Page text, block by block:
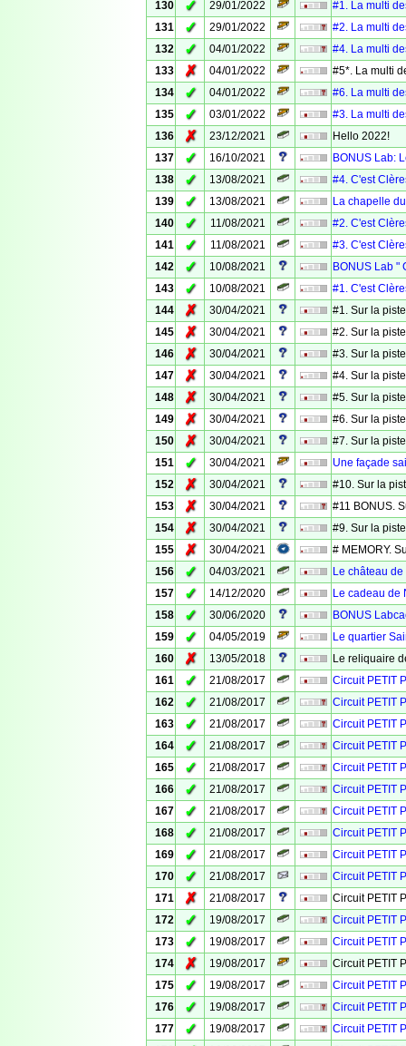
130 ✓ 29/01/2022
#1. La multi
131
✓ 29/01/2022
#2. La multi
132
✓ 04/01/2022
#4. La multi
133
✗ 04/01/2022
#5*. La multi
134
✓ 04/01/2022
#6. La multi
135
✓ 03/01/2022
#3. La multi
136
✗ 23/12/2021
Hello 2022!
137
✓ 16/10/2021
BONUS Lab:
138
✓ 13/08/2021
#4. C'est
139
✓ 13/08/2021
La chapelle
140
✓ 11/08/2021
#2. C'est
141
✓ 11/08/2021
#3. C'est
142
✓ 10/08/2021
BONUS Lab "
143
✓ 10/08/2021
#1. C'est
144
✗ 30/04/2021
#1. Sur la
145
✗ 30/04/2021
#2. Sur la
146
✗ 30/04/2021
#3. Sur la
147
✗ 30/04/2021
#4. Sur la
148
✗ 30/04/2021
#5. Sur la
149
✗ 30/04/2021
#6. Sur la
150
✗ 30/04/2021
#7. Sur la
151
✓ 30/04/2021
Une façade
152
✗ 30/04/2021
#10. Sur la
153
✗ 30/04/2021
#11 BONUS.
154
✗ 30/04/2021
#9. Sur la
155
✗ 30/04/2021
# MEMORY.
156
✓ 04/03/2021
Le château
157
✓ 14/12/2020
Le cadeau de
158
✓ 30/06/2020
BONUS
159
✓ 04/05/2019
Le quartier
160
✗ 13/05/2018
Le reliquaire
161
✓ 21/08/2017
Circuit PETIT
162
✓ 21/08/2017
Circuit PETIT
163
✓ 21/08/2017
Circuit PETIT
164
✓ 21/08/2017
Circuit PETIT
165
✓ 21/08/2017
Circuit PETIT
166
✓ 21/08/2017
Circuit PETIT
167
✓ 21/08/2017
Circuit PETIT
168
✓ 21/08/2017
Circuit PETIT
169
✓ 21/08/2017
Circuit PETIT
170
✓ 21/08/2017
Circuit PETIT
171
✗ 21/08/2017
Circuit PETIT
172
✓ 19/08/2017
Circuit PETIT
173
✓ 19/08/2017
Circuit PETIT
174
✗ 19/08/2017
Circuit PETIT
175
✓ 19/08/2017
Circuit PETIT
176
✓ 19/08/2017
Circuit PETIT
177
✓ 19/08/2017
Circuit PETIT